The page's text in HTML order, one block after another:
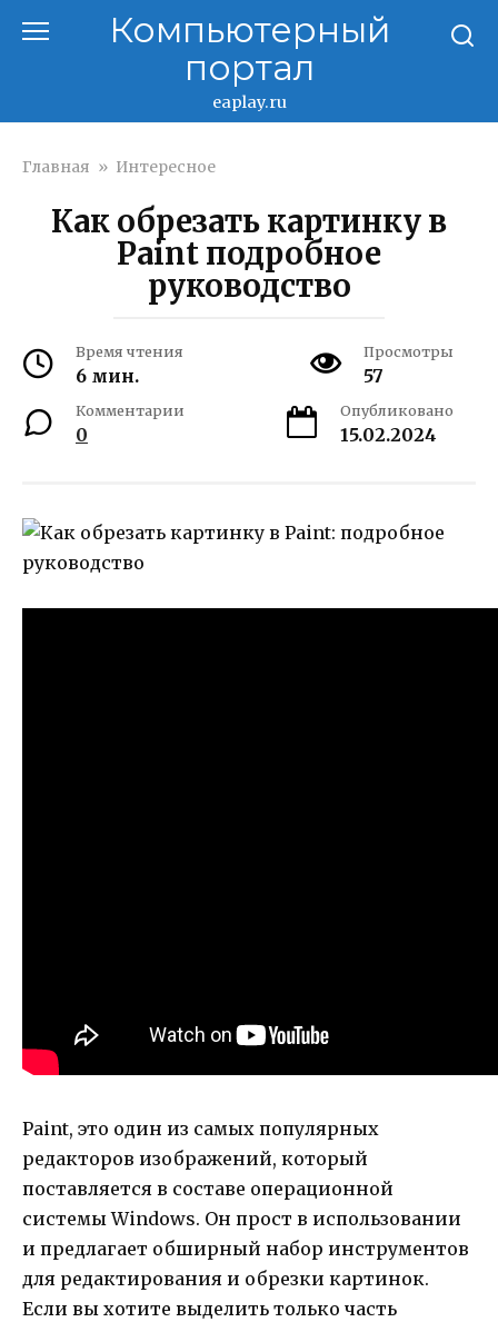
Компьютерный
портал
eaplay.ru
Главная » Интересное
Как обрезать картинку в
Paint подробное
руководство
Время чтения
6 мин.
Просмотры
57
Комментарии
0
Опубликовано
15.02.2024
Paint, это один из самых популярных
редакторов изображений, который
поставляется в составе операционной
системы Windows. Он прост в использовании
и предлагает обширный набор инструментов
для редактирования и обрезки картинок.
Если вы хотите выделить только часть